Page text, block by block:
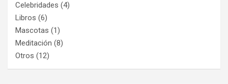
Celebridades (4)
Libros (6)
Mascotas (1)
Meditación (8)
Otros (12)